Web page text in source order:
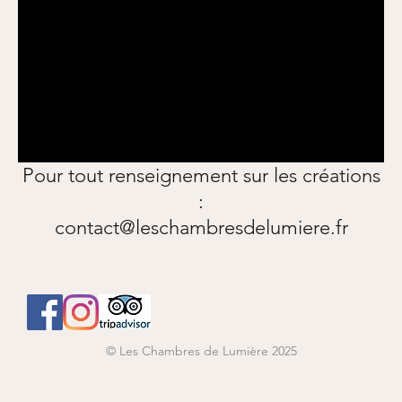
Pour tout renseignement sur les créations
:
contact@leschambresdelumiere.fr
© Les Chambres de Lumière 2025